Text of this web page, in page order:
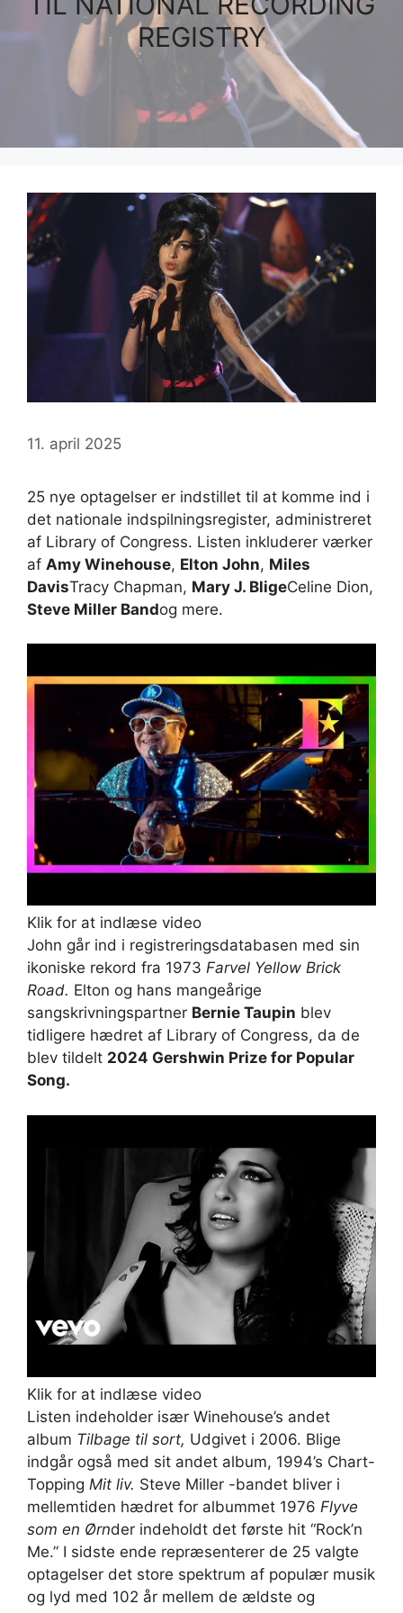
REGISTRY
11. april 2025
25 nye optagelser er indstillet til at komme ind i
det nationale indspilningsregister, administreret
af Library of Congress. Listen inkluderer værker
af Amy Winehouse, Elton John, Miles
DavisTracy Chapman, Mary J. BligeCeline Dion,
Steve Miller Bandog mere.
Klik for at indlæse video
John går ind i registreringsdatabasen med sin
ikoniske rekord fra 1973 Farvel Yellow Brick
Road. Elton og hans mangeårige
sangskrivningspartner Bernie Taupin blev
tidligere hædret af Library of Congress, da de
blev tildelt 2024 Gershwin Prize for Popular
Song.
Klik for at indlæse video
Listen indeholder især Winehouse’s andet
album Tilbage til sort, Udgivet i 2006. Blige
indgår også med sit andet album, 1994’s Chart-
Topping Mit liv. Steve Miller -bandet bliver i
mellemtiden hædret for albummet 1976 Flyve
som en Ørnder indeholdt det første hit “Rock’n
Me.” I sidste ende repræsenterer de 25 valgte
optagelser det store spektrum af populær musik
og lyd med 102 år mellem de ældste og